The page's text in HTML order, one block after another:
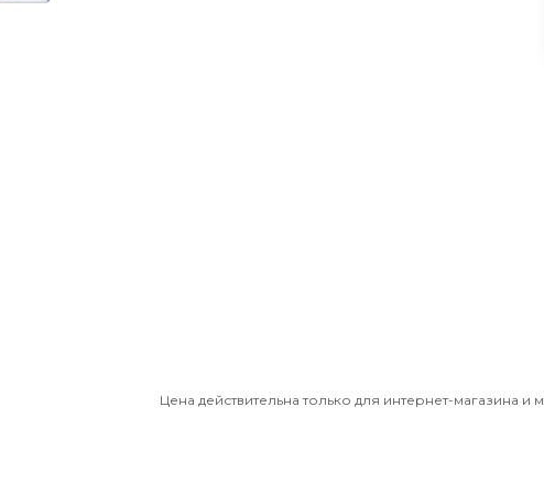
Цена действительна только для интернет-магазина и